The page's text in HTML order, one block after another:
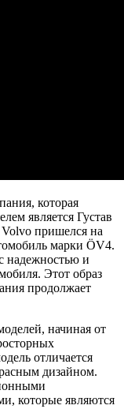
которая
является Густав
Volvo пришелся на
марки ÖV4.
надежностью и
Этот образ
продолжает
начиная от
отличается
дизайном.
которые являются